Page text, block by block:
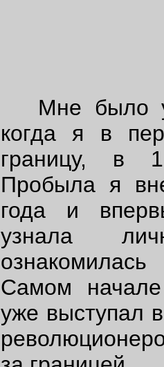
Мне было
когда я в
границу, в
Пробыла я
года и
узнала
Самом
уже выступал